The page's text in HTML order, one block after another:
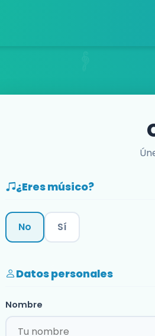
¿Eres músico?
No Sí
Datos personales
Nombre